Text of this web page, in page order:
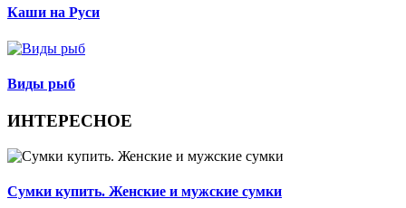
Каши на Руси
Виды рыб
ИНТЕРЕСНОЕ
Сумки купить. Женские и мужские сумки